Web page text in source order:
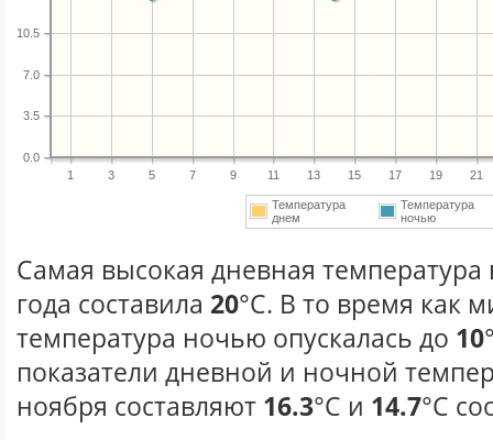
1 3 5 7 9 11 13 15 17 19 21
0.0
3.5
7.0
10.5
Температура
днем
Температура
ночью
Самая высокая дневная температура
года составила 20°С. В то время как
температура ночью опускалась до 10
показатели дневной и ночной
ноября составляют 16.3°С и 14.7°С